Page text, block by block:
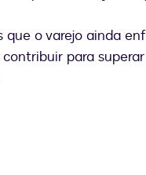
que o varejo ainda
para